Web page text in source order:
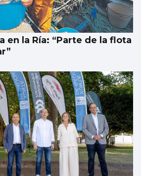
en la Ría: “Parte de la flota